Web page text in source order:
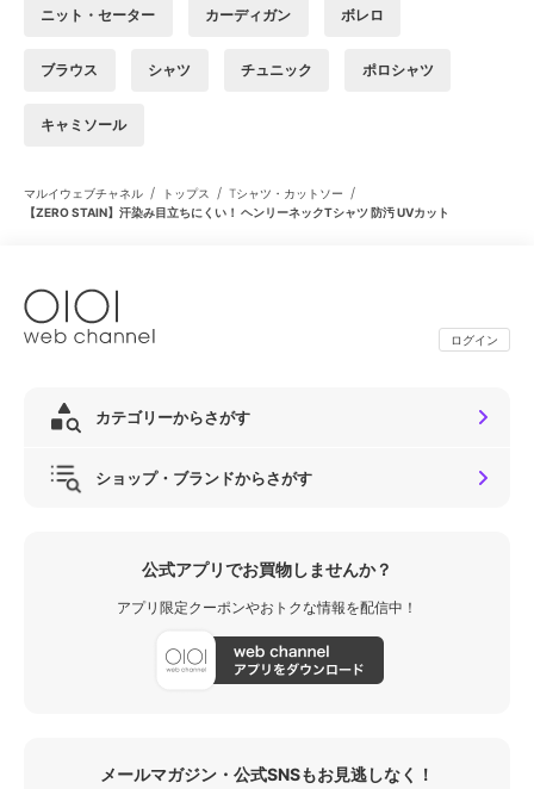
ニット・セーター カーディガン ボレロ
ブラウス シャツ チュニック ポロシャツ
キャミソール
マルイウェブチャネル / トップス / Tシャツ・カットソー /
【ZERO STAIN】汗染み目立ちにくい！ ヘンリーネックTシャツ 防汚 UVカット
ログイン
カテゴリーからさがす
ショップ・ブランドからさがす
公式アプリでお買物しませんか？
アプリ限定クーポンやおトクな情報を配信中！
メールマガジン・公式SNSもお見逃しなく！